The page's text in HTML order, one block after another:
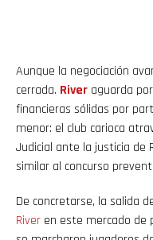
Aunque la negociación
cerrada. River aguarda
financieras sólidas por
menor: el club carioca
Judicial ante la justicia de
similar al concurso
De concretarse, la salida
River en este mercado de